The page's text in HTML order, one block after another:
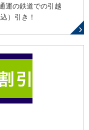
運の鉄道での引越
）引き！